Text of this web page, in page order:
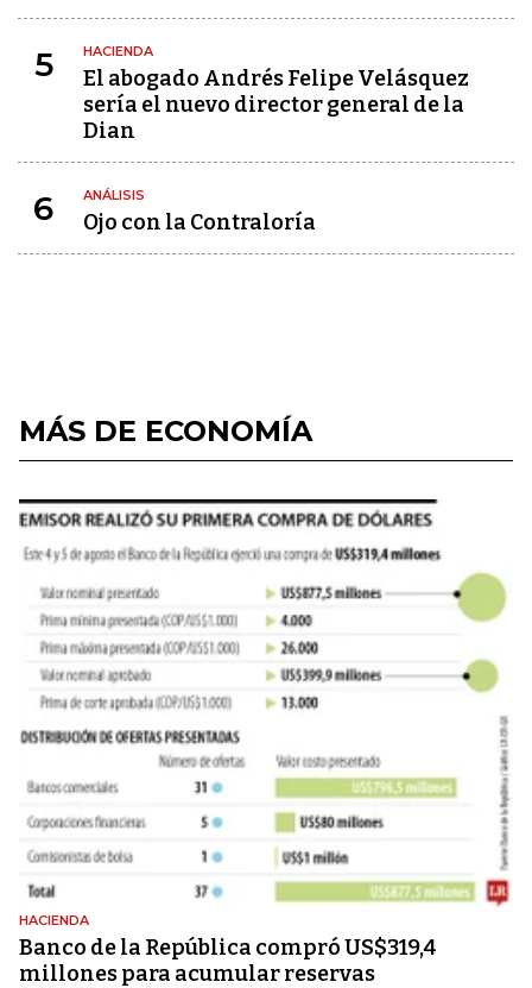
5 HACIENDA
El abogado Andrés Felipe Velásquez
sería el nuevo director general de la
Dian
6 ANÁLISIS
Ojo con la Contraloría
MÁS DE ECONOMÍA
HACIENDA
Banco de la República compró US$319,4
millones para acumular reservas